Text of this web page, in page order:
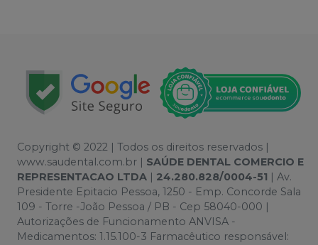
Copyright © 2022 | Todos os direitos reservados |
www.saudental.com.br | SAÚDE DENTAL COMERCIO E
REPRESENTACAO LTDA | 24.280.828/0004-51 | Av.
Presidente Epitacio Pessoa, 1250 - Emp. Concorde Sala
109 - Torre -João Pessoa / PB - Cep 58040-000 |
Autorizações de Funcionamento ANVISA -
Medicamentos: 1.15.100-3 Farmacêutico responsável: